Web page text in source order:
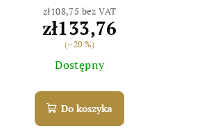
zł108,75 bez VAT
zł133,76
(–20 %)
Dostępny
Do koszyka